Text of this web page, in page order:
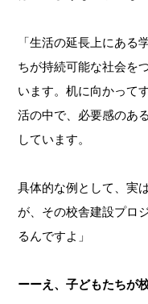
「生活の延長上にある
ちが持続可能な社会を
います。机に向かって
活の中で、必要感のあ
しています。
具体的な例として、実
が、その校舎建設プロ
るんですよ」
ーーえ、子どもたちが